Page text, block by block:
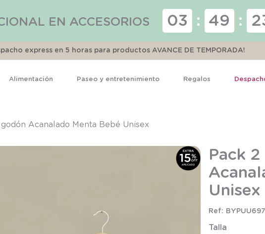
EN ACCESORIOS 03 : 49 :
express en 5 horas para productos AVANCE DE TEMPORADA!
Alimentación Paseo y entretenimiento Regalos
Acanalado Menta Bebé Unisex
Pack
Unisex
Talla
1.
pijama
manta
niña